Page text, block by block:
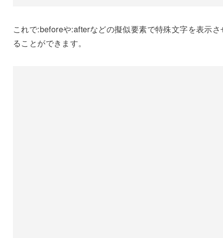
これで:beforeや:afterなどの擬似要素で特殊文字を表示さ
ることができます。